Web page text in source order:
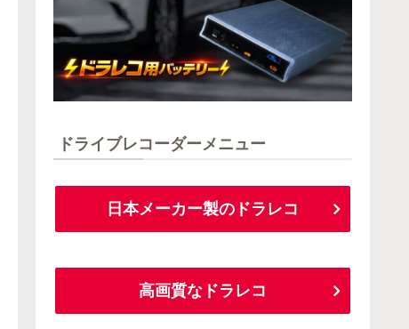
ドライブレコーダーメニュー
日本メーカー製のドラレコ
高画質なドラレコ